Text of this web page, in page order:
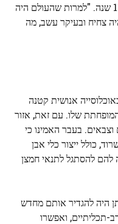
בתקופת ההולוקן, שהחלה לפני כ-11,700 שנה. "למרות שהעולם היה
צחיח ובעיקר עשב, מה
אנושית קטנה
שלו. עם זאת, אזור
בעבר האמינו כי
כולל ייצור כלי אבן
להם להסתגל לתנאי חמצן
היה להגדיר אותם מחדש
תכליתיים, ואפשרו